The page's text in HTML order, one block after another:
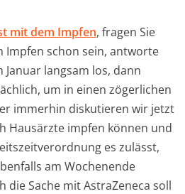
mit dem Impfen, fragen Sie
Impfen schon sein, antworte
Januar langsam los, dann
um in einen zögerlichen
immerhin diskutieren wir jetzt
Hausärzte impfen können und
es zulässt,
am Wochenende
die Sache mit AstraZeneca soll